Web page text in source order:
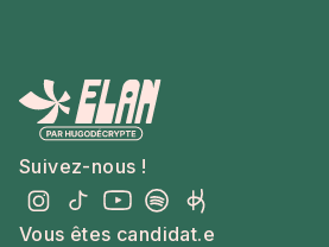
Suivez-nous !
Vous êtes candidat.e